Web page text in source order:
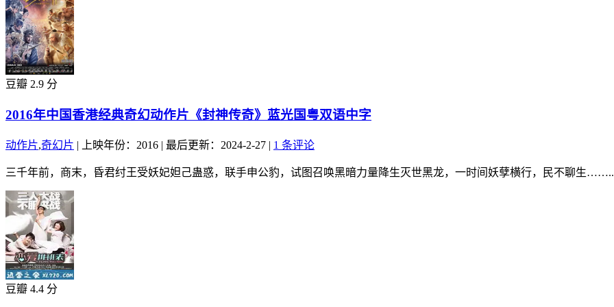
豆瓣 2.9 分
2016年中国香港经典奇幻动作片《封神传奇》蓝光国粤双语中字
动作片,奇幻片 | 上映年份：2016 | 最后更新：2024-2-27 | 1 条评论
三千年前，商末，昏君纣王受妖妃妲己蛊惑，联手申公豹，试图召唤黑暗力量降生灭世黑龙，一时间妖孽横行，民不聊生
豆瓣 4.4 分